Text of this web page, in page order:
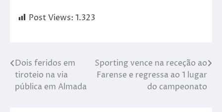
Post Views: 1.323
Dois feridos em
tiroteio na via
pública em Almada
Sporting vence na receção ao
Farense e regressa ao 1 lugar
do campeonato